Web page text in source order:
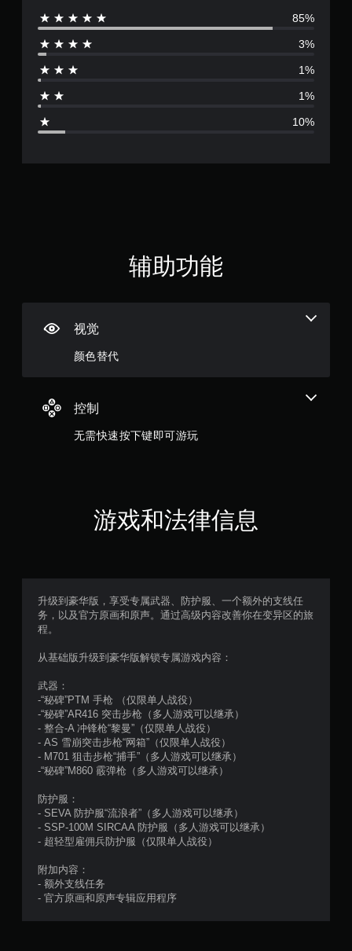
评
价
3
分
颗
星
评
价
85%
3%
1%
1%
10%
辅助功能
视觉
颜色替代
控制
无需快速按下键即可游玩
游戏和法律信息
升级到豪华版，享受专属武器、防护服、一个额外的支线任
务，以及官方原画和原声。通过高级内容改善你在变异区的旅
程。
从基础版升级到豪华版解锁专属游戏内容：
武器：
-“秘碑”PTM 手枪 （仅限单人战役）
-“秘碑”AR416 突击步枪（多人游戏可以继承）
- 整合-A 冲锋枪“黎曼”（仅限单人战役）
- AS 雪崩突击步枪“网箱”（仅限单人战役）
- M701 狙击步枪“捕手”（多人游戏可以继承）
-“秘碑”M860 霰弹枪（多人游戏可以继承）
防护服：
- SEVA 防护服“流浪者”（多人游戏可以继承）
- SSP-100M SIRCAA 防护服（多人游戏可以继承）
- 超轻型雇佣兵防护服（仅限单人战役）
附加内容：
- 额外支线任务
- 官方原画和原声专辑应用程序